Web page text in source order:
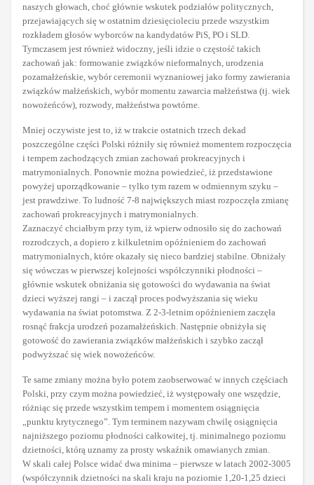
naszych głowach, choć głównie wskutek podziałów politycznych,
przejawiających się w ostatnim dziesięcioleciu przede wszystkim
rozkładem głosów wyborców na kandydatów PiS, PO i SLD.
Tymczasem jest również widoczny, jeśli idzie o częstość takich
zachowań jak: formowanie związków nieformalnych, urodzenia
pozamałżeńskie, wybór ceremonii wyznaniowej jako formy zawierania
związków małżeńskich, wybór momentu zawarcia małżeństwa (tj. wiek
nowożeńców), rozwody, małżeństwa powtórne.
Mniej oczywiste jest to, iż w trakcie ostatnich trzech dekad
poszczególne części Polski różniły się również momentem rozpoczęcia
i tempem zachodzących zmian zachowań prokreacyjnych i
matrymonialnych. Ponownie można powiedzieć, iż przedstawione
powyżej uporządkowanie – tylko tym razem w odmiennym szyku –
jest prawdziwe. To ludność 7-8 największych miast rozpoczęła zmianę
zachowań prokreacyjnych i matrymonialnych.
Zaznaczyć chciałbym przy tym, iż wpierw odnosiło się do zachowań
rozrodczych, a dopiero z kilkuletnim opóźnieniem do zachowań
matrymonialnych, które okazały się nieco bardziej stabilne. Obniżały
się wówczas w pierwszej kolejności współczynniki płodności –
głównie wskutek obniżania się gotowości do wydawania na świat
dzieci wyższej rangi – i zaczął proces podwyższania się wieku
wydawania na świat potomstwa. Z 2-3-letnim opóźnieniem zaczęła
rosnąć frakcja urodzeń pozamałżeńskich. Następnie obniżyła się
gotowość do zawierania związków małżeńskich i szybko zaczął
podwyższać się wiek nowożeńców.
Te same zmiany można było potem zaobserwować w innych częściach
Polski, przy czym można powiedzieć, iż występowały one wszędzie,
różniąc się przede wszystkim tempem i momentem osiągnięcia
„punktu krytycznego”. Tym terminem nazywam chwilę osiągnięcia
najniższego poziomu płodności całkowitej, tj. minimalnego poziomu
dzietności, którą uznamy za prosty wskaźnik omawianych zmian.
W skali całej Polsce widać dwa minima – pierwsze w latach 2002-3005
(współczynnik dzietności na skali kraju na poziomie 1,20-1,25 dzieci